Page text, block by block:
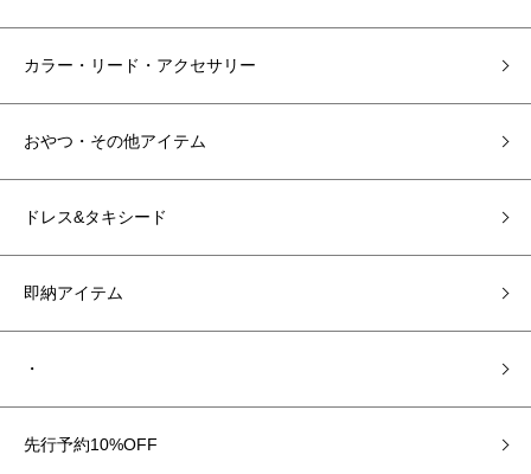
カラー・リード・アクセサリー
おやつ・その他アイテム
ドレス&タキシード
即納アイテム
・
先行予約10%OFF